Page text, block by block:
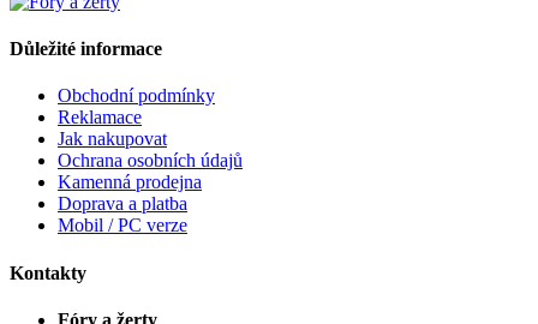
Důležité informace
Obchodní podmínky
Reklamace
Jak nakupovat
Ochrana osobních údajů
Kamenná prodejna
Doprava a platba
Mobil / PC verze
Kontakty
Fóry a žerty